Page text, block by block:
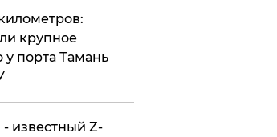
крупное
у порта Тамань
известный Z-